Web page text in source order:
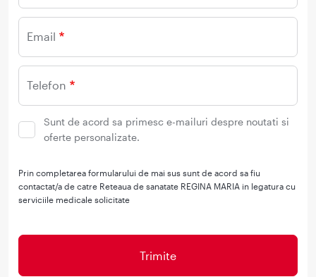
Email
Telefon
Sunt de acord sa primesc e-mailuri despre noutati si
oferte personalizate.
Prin completarea formularului de mai sus sunt de acord sa fiu
contactat/a de catre Reteaua de sanatate REGINA MARIA in legatura cu
serviciile medicale solicitate